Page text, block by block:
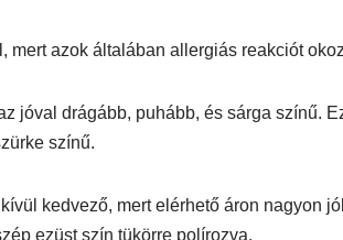
mert azok általában allergiás reakciót
jóval drágább, puhább, és sárga színű.
színű.
kedvező, mert elérhető áron nagyon
ezüst szín tükörre polírozva.